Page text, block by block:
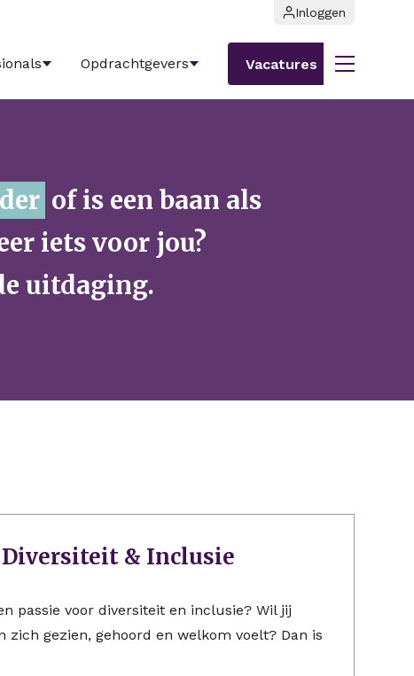
Opdrachtgevers Vacatures
Inloggen
baan alsurmeer
jouw volgende
& Inclusie
passie voor diversiteit en inclusie? Wil jij
zich gezien, gehoord en welkom voelt? Dan is